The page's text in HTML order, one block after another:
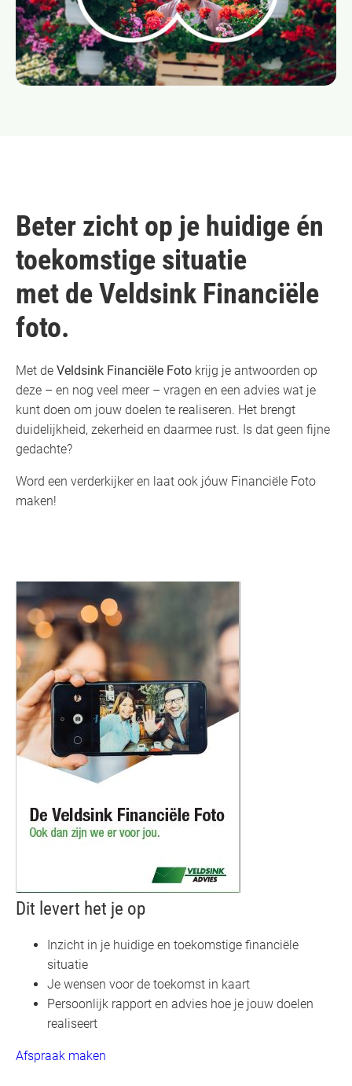
Beter zicht op je huidige én
toekomstige situatie
met de Veldsink Financiële
foto.
Met de Veldsink Financiële Foto krijg je antwoorden op
deze – en nog veel meer – vragen en een advies wat je
kunt doen om jouw doelen te realiseren. Het brengt
duidelijkheid, zekerheid en daarmee rust. Is dat geen fijne
gedachte?
Word een verderkijker en laat ook jóuw Financiële Foto
maken!
Dit levert het je op
Inzicht in je huidige en toekomstige financiële
situatie
Je wensen voor de toekomst in kaart
Persoonlijk rapport en advies hoe je jouw doelen
realiseert
Afspraak maken